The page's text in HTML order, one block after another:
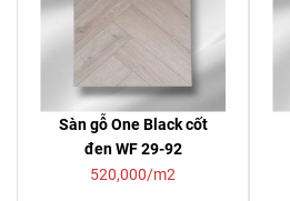
Sàn gỗ One Black cốt
đen WF 29-92
520,000/m2